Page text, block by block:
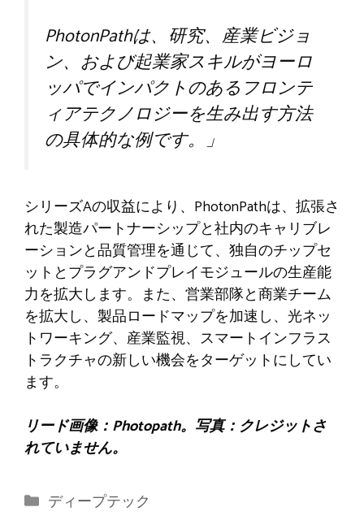
PhotonPathは、研究、産業ビジョ
ン、および起業家スキルがヨーロ
ッパでインパクトのあるフロンテ
ィアテクノロジーを生み出す方法
の具体的な例です。」
シリーズAの収益により、PhotonPathは、拡張さ
れた製造パートナーシップと社内のキャリブレ
ーションと品質管理を通じて、独自のチップセ
ットとプラグアンドプレイモジュールの生産能
力を拡大します。また、営業部隊と商業チーム
を拡大し、製品ロードマップを加速し、光ネッ
トワーキング、産業監視、スマートインフラス
トラクチャの新しい機会をターゲットにしてい
ます。
リード画像：Photopath。写真：クレジットさ
れていません。
カ
ディープテック